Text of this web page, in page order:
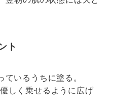
ト
いるうちに塗る。
しく乗せるように広げ